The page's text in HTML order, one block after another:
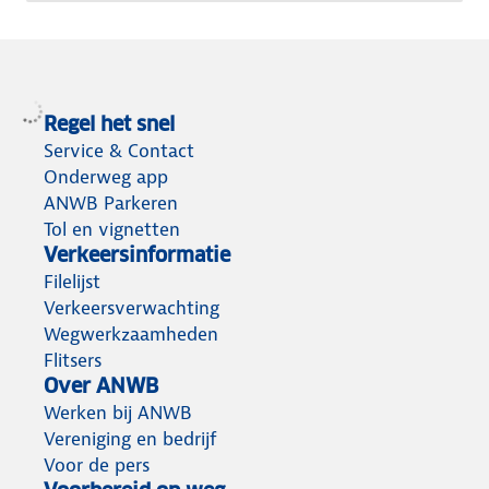
Regel het snel
Service & Contact
Onderweg app
ANWB Parkeren
Tol en vignetten
Verkeersinformatie
Filelijst
Verkeersverwachting
Wegwerkzaamheden
Flitsers
Over ANWB
Werken bij ANWB
Vereniging en bedrijf
Voor de pers